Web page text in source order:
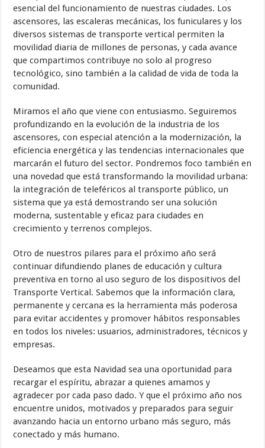
esencial del funcionamiento de nuestras ciudades. Los
ascensores, las escaleras mecánicas, los funiculares y los
diversos sistemas de transporte vertical permiten la
movilidad diaria de millones de personas, y cada avance
que compartimos contribuye no solo al progreso
tecnológico, sino también a la calidad de vida de toda la
comunidad.
Miramos el año que viene con entusiasmo. Seguiremos
profundizando en la evolución de la industria de los
ascensores, con especial atención a la modernización, la
eficiencia energética y las tendencias internacionales que
marcarán el futuro del sector. Pondremos foco también en
una novedad que está transformando la movilidad urbana:
la integración de teleféricos al transporte público, un
sistema que ya está demostrando ser una solución
moderna, sustentable y eficaz para ciudades en
crecimiento y terrenos complejos.
Otro de nuestros pilares para el próximo año será
continuar difundiendo planes de educación y cultura
preventiva en torno al uso seguro de los dispositivos del
Transporte Vertical. Sabemos que la información clara,
permanente y cercana es la herramienta más poderosa
para evitar accidentes y promover hábitos responsables
en todos los niveles: usuarios, administradores, técnicos y
empresas.
Deseamos que esta Navidad sea una oportunidad para
recargar el espíritu, abrazar a quienes amamos y
agradecer por cada paso dado. Y que el próximo año nos
encuentre unidos, motivados y preparados para seguir
avanzando hacia un entorno urbano más seguro, más
conectado y más humano.